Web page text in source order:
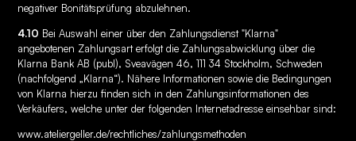
negativer Bonitätsprüfung abzulehnen.
4.10 Bei Auswahl einer über den Zahlungsdienst "Klarna"
angebotenen Zahlungsart erfolgt die Zahlungsabwicklung über die
Klarna Bank AB (publ), Sveavägen 46, 111 34 Stockholm, Schweden
(nachfolgend „Klarna“). Nähere Informationen sowie die Bedingungen
von Klarna hierzu finden sich in den Zahlungsinformationen des
Verkäufers, welche unter der folgenden Internetadresse einsehbar sind:
www.ateliergeller.de/rechtliches/zahlungsmethoden